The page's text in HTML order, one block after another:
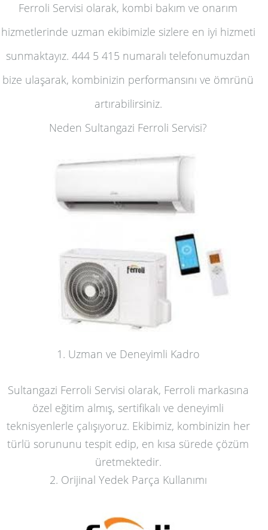
Ferroli Servisi olarak, kombi bakım ve onarım
hizmetlerinde uzman ekibimizle sizlere en iyi hizmeti
sunmaktayız. 444 5 415 numaralı telefonumuzdan
bize ulaşarak, kombinizin performansını ve ömrünü
artırabilirsiniz.
Neden Sultangazi Ferroli Servisi?
1. Uzman ve Deneyimli Kadro
Sultangazi Ferroli Servisi olarak, Ferroli markasına
özel eğitim almış, sertifikalı ve deneyimli
teknisyenlerle çalışıyoruz. Ekibimiz, kombinizin her
türlü sorununu tespit edip, en kısa sürede çözüm
üretmektedir.
2. Orijinal Yedek Parça Kullanımı